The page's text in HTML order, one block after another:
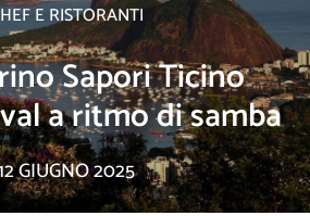
E RISTORANTI
Sapori Ticino
a ritmo di samba
GIUGNO 2025